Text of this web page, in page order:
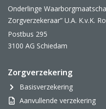
Onderlinge
Zorgverzekeraar” U.A. K.v.K.
Postbus 295
3100 AG Schiedam
Zorgverzekering
Basisverzekering
Aanvullende verzekering